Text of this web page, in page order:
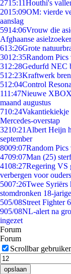
2715:11Houthi's
2015:09OM: vierde
aanslag
5914:06Vrouw die
Afghaanse asielzoeker
613:26Grote
3012:35Random
312:28Gedurfd NEC
512:23Kraftwerk
512:04Control
111:47Nieuwe XBOX
maand augustus
710:24Vakantiekiekje
Mercedes-overstap
3210:21 Albert Heijn
september
8009:07Random
4709:07Man (25)
4108:27Regering VS
verbergen voor
5007:26Twee Syriërs
stomdronken 18-jarige
505/08Street Fighter
905/08NL-alert na
ingezet
Forum
Forum
Scrollbar
opslaan